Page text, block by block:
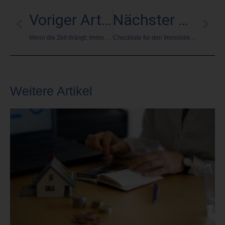
Voriger Artikel
Wenn die Zeit drängt: Immobilie auch in Notfällen erfolgreich verkaufen
Nächster Artikel
Checkliste für den Immobilienverkauf in der Not
Weitere Artikel